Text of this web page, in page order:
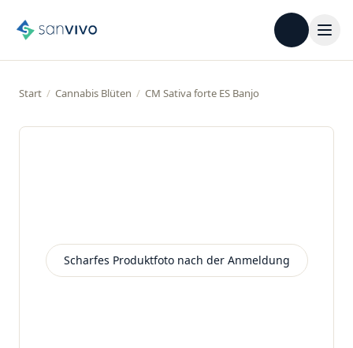
Start / Cannabis Blüten / CM Sativa forte ES Banjo
Scharfes Produktfoto nach der Anmeldung